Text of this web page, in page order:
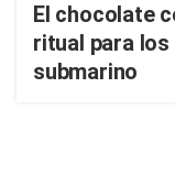
El chocolate
ritual para
submarino